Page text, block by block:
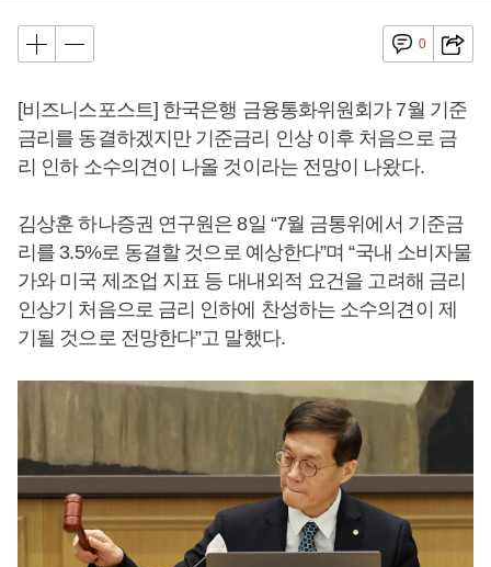
0
[비즈니스포스트] 한국은행 금융통화위원회가 7월 기준
금리를 동결하겠지만 기준금리 인상 이후 처음으로 금
리 인하 소수의견이 나올 것이라는 전망이 나왔다.
김상훈 하나증권 연구원은 8일 “7월 금통위에서 기준금
리를 3.5%로 동결할 것으로 예상한다”며 “국내 소비자물
가와 미국 제조업 지표 등 대내외적 요건을 고려해 금리
인상기 처음으로 금리 인하에 찬성하는 소수의견이 제
기될 것으로 전망한다”고 말했다.